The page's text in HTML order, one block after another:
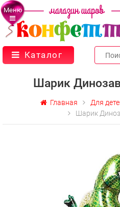
Меню
Каталог
Шарик
Главная Для
Шарик